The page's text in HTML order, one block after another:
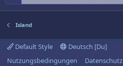
Island
Default Style
Deutsch [Du]
Nutzungsbedingungen
Datenschutz